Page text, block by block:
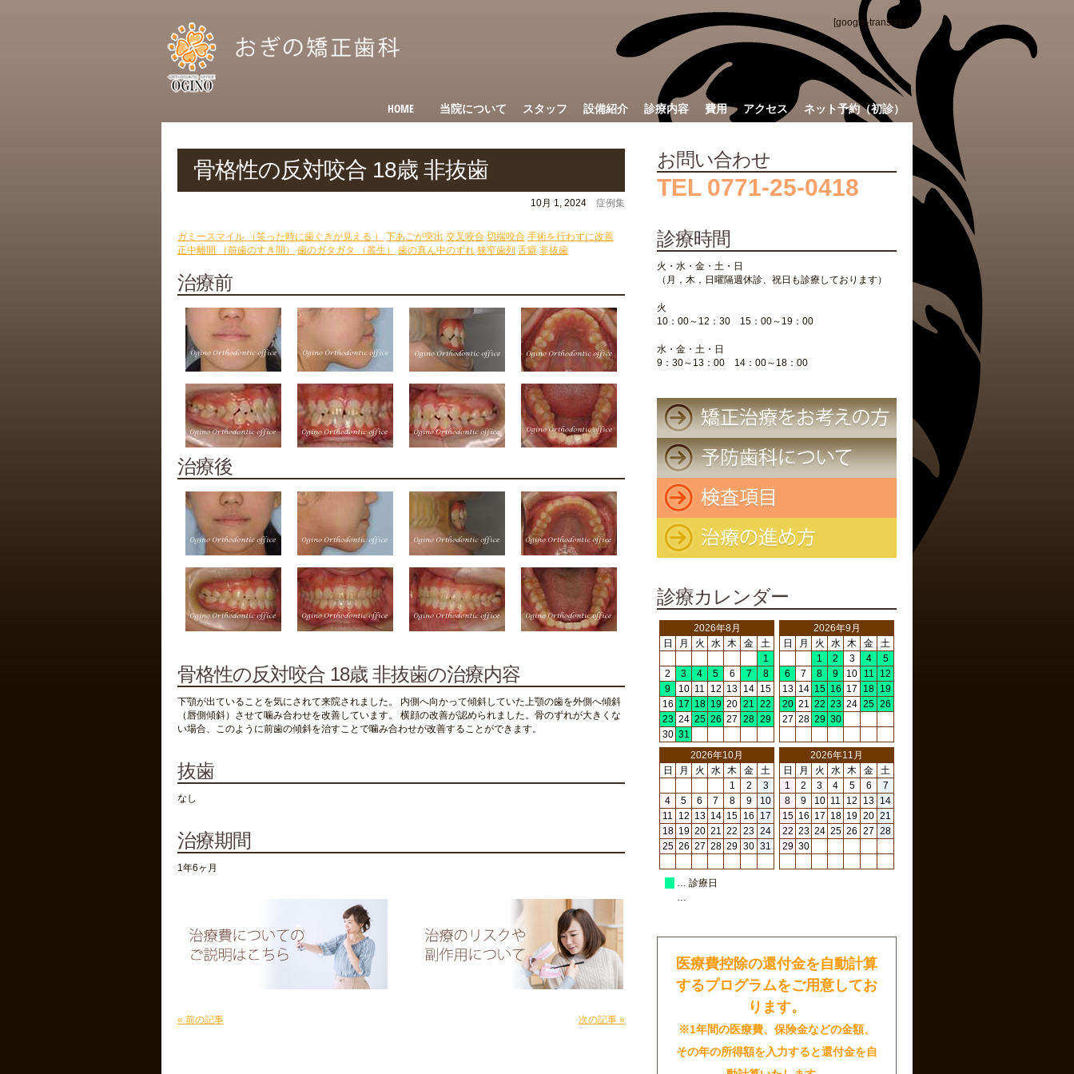
[google-translator]
HOME 当院について スタッフ 設備紹介 診療内容 費用 アクセス ネット予約（初診）
骨格性の反対咬合 18歳 非抜歯
10月 1, 2024 症例集
ガミースマイル （笑った時に歯ぐきが見える ） 下あごが突出 交叉咬合 切端咬合 手術を行わずに改善
正中離開 （前歯のすき間）
歯のガタガタ （叢生） 歯の真ん中のずれ 狭窄歯列 舌癖 非抜歯
治療前
治療後
骨格性の反対咬合 18歳 非抜歯の治療内容
下顎が出ていることを気にされて来院されました。 内側へ向かって傾斜していた上顎の歯を外側へ傾斜
（唇側傾斜）させて噛み合わせを改善しています。 横顔の改善が認められました。骨のずれが大きくな
い場合、このように前歯の傾斜を治すことで噛み合わせが改善することができます。
抜歯
なし
治療期間
1年6ヶ月
« 前の記事 次の記事 »
お問い合わせ
TEL 0771-25-0418
診療時間
火・水・金・土・日
（月，木，日曜隔週休診、祝日も診療しております）
火
10：00～12：30 15：00～19：00
水・金・土・日
9：30～13：00 14：00～18：00
診療カレンダー
2026年8月
日
月 火 水 木 金
土
1
2
3 4 5 6 7
8
9
10 11 12 13 14 15
16 17 18 19 20 21 22
23 24 25 26 27 28 29
30 31
2026年9月
日
月 火 水 木 金
土
1
2 3 4
5
6
7 8 9 10 11
12
13 14 15 16 17 18 19
20 21 22 23 24 25 26
27 28 29 30
2026年10月
日
月 火 水 木 金
土
1
2
3
4
5 6 7 8 9
10
11
12 13 14 15 16
17
18 19 20 21 22 23 24
25 26 27 28 29 30 31
2026年11月
日
月 火 水 木 金
土
1
2 3 4 5 6
7
8
9 10 11 12 13 14
15 16 17 18 19 20 21
22 23 24 25 26 27 28
29 30
… 診療日
…
医療費控除の還付金を自動計算
するプログラムをご用意してお
ります。
※1年間の医療費、保険金などの金額、
その年の所得額を入力すると還付金を自